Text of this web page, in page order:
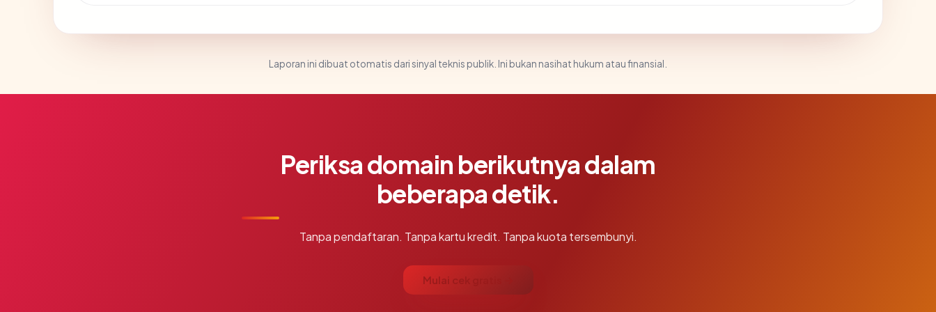
Laporan ini dibuat otomatis dari sinyal teknis publik. Ini bukan nasihat hukum atau finansial.
Periksa domain berikutnya dalam
beberapa detik.
Tanpa pendaftaran. Tanpa kartu kredit. Tanpa kuota tersembunyi.
Mulai cek gratis →